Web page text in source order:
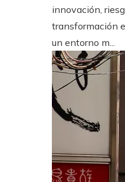
innovación,
transformación
un entorno m...